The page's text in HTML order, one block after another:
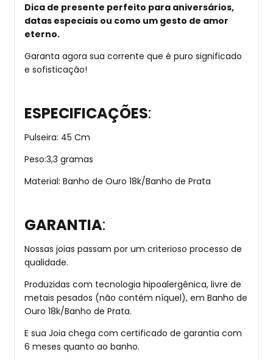
Dica de presente perfeito para aniversários,
datas especiais ou como um gesto de amor
eterno.
Garanta agora sua corrente que é puro significado
e sofisticação!
ESPECIFICAÇÕES:
Pulseira: 45 Cm
Peso:3,3 gramas
Material: Banho de Ouro 18k/Banho de Prata
GARANTIA:
Nossas joias passam por um criterioso processo de
qualidade.
Produzidas com tecnologia hipoalergênica, livre de
metais pesados (não contém níquel), em Banho de
Ouro 18k/Banho de Prata.
E sua Joia chega com certificado de garantia com
6 meses quanto ao banho.